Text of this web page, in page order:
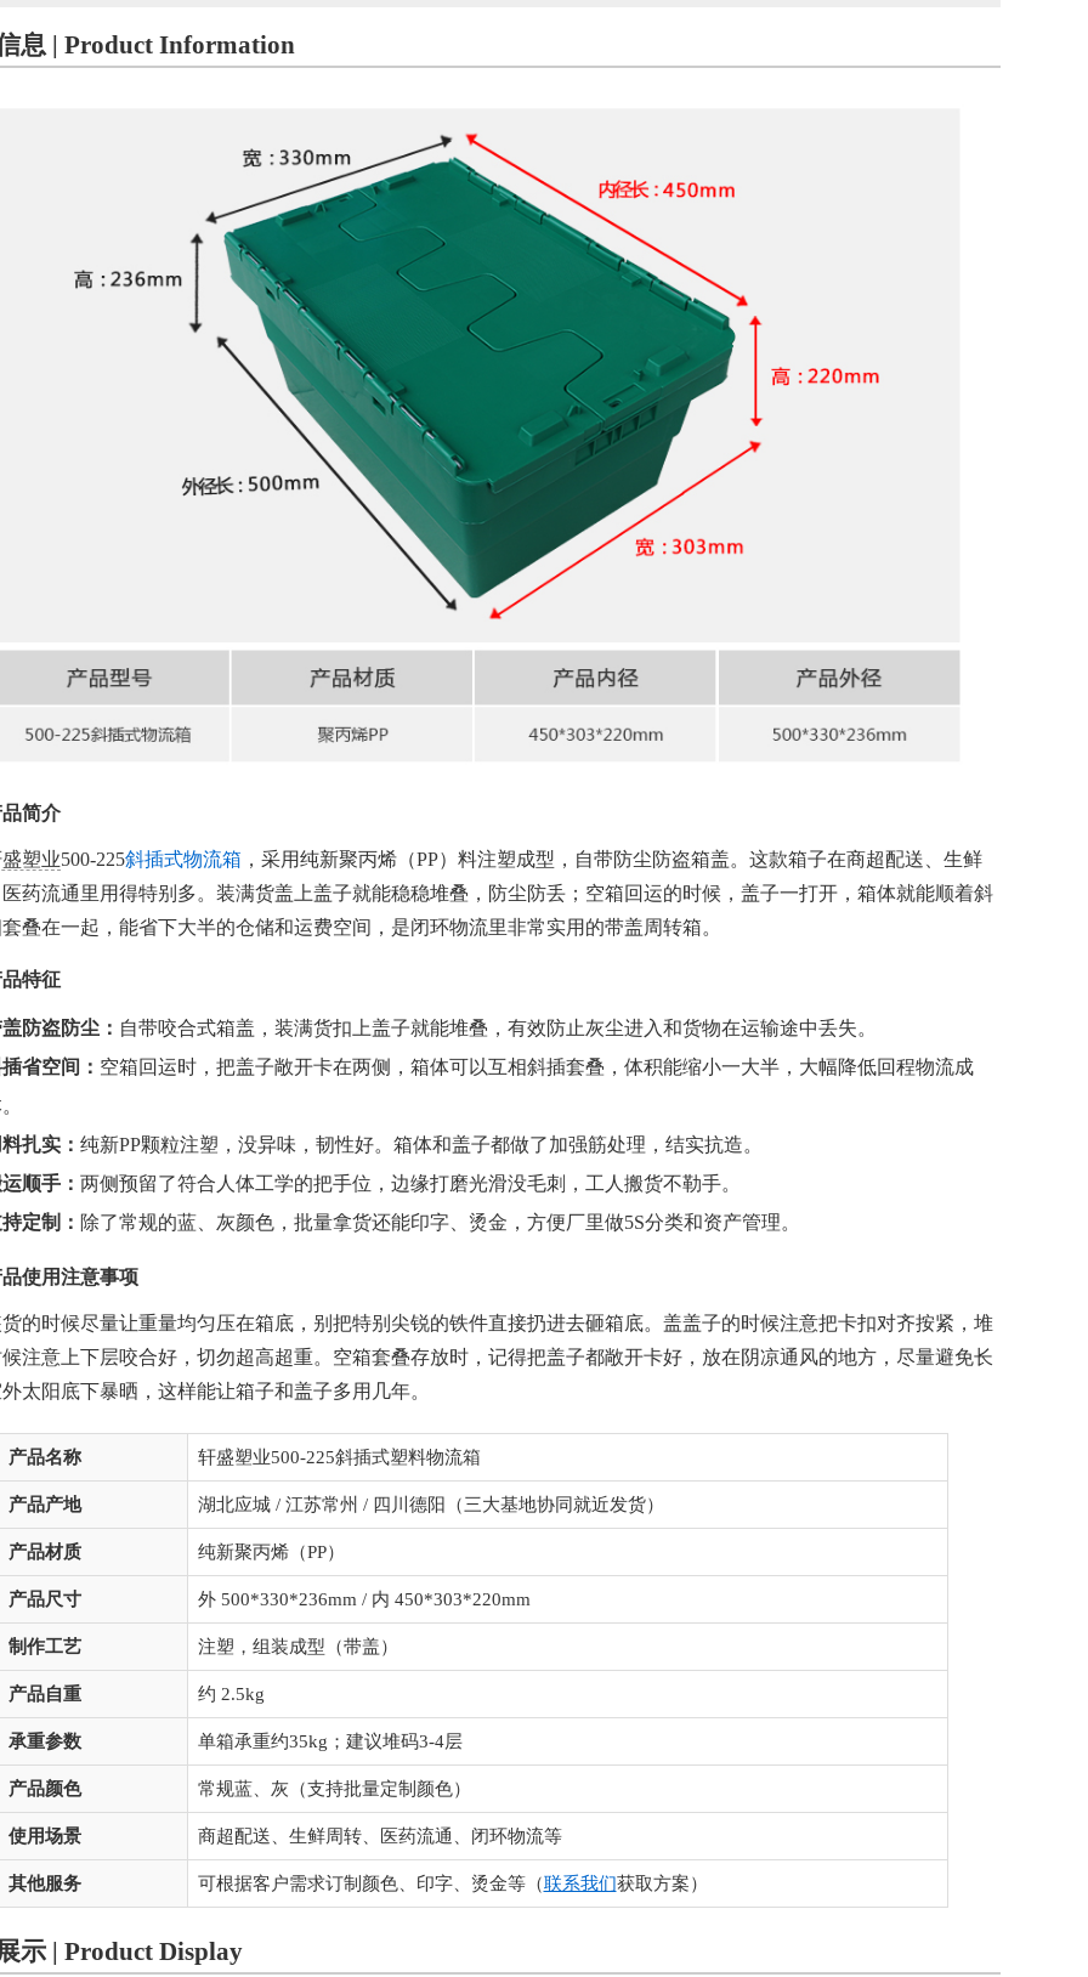
息 | Product Information
简介
塑业500-225斜插式物流箱 ，采用纯新聚丙烯（PP）料注塑成型，自带防尘防盗箱盖。这款箱子在商超配送、生鲜
药流通里用得特别多。装满货盖上盖子就能稳稳堆叠，防尘防丢；空箱回运的时候，盖子一打开，箱体就能顺着斜
叠在一起，能省下大半的仓储和运费空间，是闭环物流里非常实用的带盖周转箱。
特征
防盗防尘： 自带咬合式箱盖，装满货扣上盖子就能堆叠，有效防止灰尘进入和货物在运输途中丢失。
省空间： 空箱回运时，把盖子敞开卡在两侧，箱体可以互相斜插套叠，体积能缩小一大半，大幅降低回程物流成
扎实： 纯新PP颗粒注塑，没异味，韧性好。箱体和盖子都做了加强筋处理，结实抗造。
顺手： 两侧预留了符合人体工学的把手位，边缘打磨光滑没毛刺，工人搬货不勒手。
定制： 除了常规的蓝、灰颜色，批量拿货还能印字、烫金，方便厂里做5S分类和资产管理。
使用注意事项
的时候尽量让重量均匀压在箱底，别把特别尖锐的铁件直接扔进去砸箱底。盖盖子的时候注意把卡扣对齐按紧，堆
注意上下层咬合好，切勿超高超重。空箱套叠存放时，记得把盖子都敞开卡好，放在阴凉通风的地方，尽量避免长
太阳底下暴晒，这样能让箱子和盖子多用几年。
产品名称 轩盛塑业500-225斜插式塑料物流箱
产品产地 湖北应城 / 江苏常州 / 四川德阳（三大基地协同就近发货）
产品材质 纯新聚丙烯（PP）
产品尺寸 外 500*330*236mm / 内 450*303*220mm
制作工艺 注塑，组装成型（带盖）
产品自重 约 2.5kg
承重参数 单箱承重约35kg；建议堆码3-4层
产品颜色 常规蓝、灰（支持批量定制颜色）
使用场景 商超配送、生鲜周转、医药流通、闭环物流等
其他服务 可根据客户需求订制颜色、印字、烫金等（联系我们获取方案）
示 | Product Display